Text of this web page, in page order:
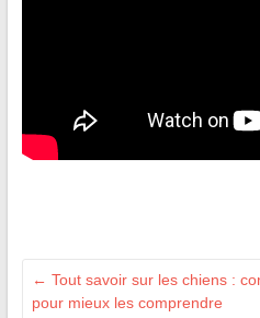
← Tout savoir sur les chiens :
pour mieux les comprendre